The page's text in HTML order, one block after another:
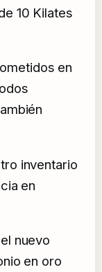
10 Kilates
en
inventario
en
nuevo
en oro